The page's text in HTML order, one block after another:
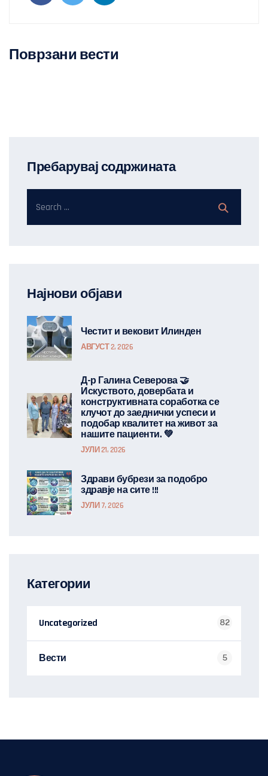
Поврзани вести
Пребарувај содржината
Најнови објави
Честит и вековит Илинден
АВГУСТ 2, 2026
Д-р Галина Северова 🤝
Искуството, довербата и
конструктивната соработка се
клучот до заеднички успеси и
подобар квалитет на живот за
нашите пациенти. 💚
ЈУЛИ 21, 2026
Здрави бубрези за подобро
здравје на сите !!!
ЈУЛИ 7, 2026
Категории
Uncategorized 82
Вести 5